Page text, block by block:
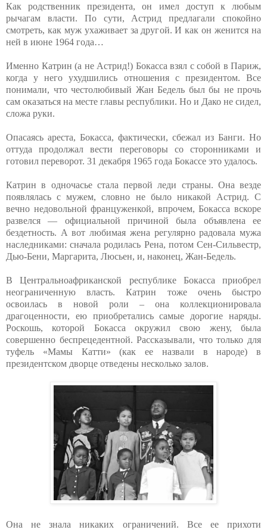
Как родственник президента, он имел доступ к любым
рычагам власти. По сути, Астрид предлагали спокойно
смотреть, как муж ухаживает за другой. И как он женится на
ней в июне 1964 года…
Именно Катрин (а не Астрид!) Бокасса взял с собой в Париж,
когда у него ухудшились отношения с президентом. Все
понимали, что честолюбивый Жан Бедель был бы не прочь
сам оказаться на месте главы республики. Но и Дако не сидел,
сложа руки.
Опасаясь ареста, Бокасса, фактически, сбежал из Банги. Но
оттуда продолжал вести переговоры со сторонниками и
готовил переворот. 31 декабря 1965 года Бокассе это удалось.
Катрин в одночасье стала первой леди страны. Она везде
появлялась с мужем, словно не было никакой Астрид. С
вечно недовольной француженкой, впрочем, Бокасса вскоре
развелся — официальной причиной была объявлена ее
бездетность. А вот любимая жена регулярно радовала мужа
наследниками: сначала родилась Рена, потом Сен-Сильвестр,
Дью-Бени, Маргарита, Люсьен, и, наконец, Жан-Бедель.
В Центральноафриканской республике Бокасса приобрел
неограниченную власть. Катрин тоже очень быстро
освоилась в новой роли – она коллекционировала
драгоценности, ею приобретались самые дорогие наряды.
Роскошь, которой Бокасса окружил свою жену, была
совершенно беспрецедентной. Рассказывали, что только для
туфель «Мамы Катти» (как ее назвали в народе) в
президентском дворце отведены несколько залов.
Она не знала никаких ограничений. Все ее прихоти